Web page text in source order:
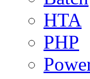
HTA
PHP